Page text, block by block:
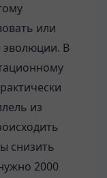
или
эволюции. В
из
снизить
2000